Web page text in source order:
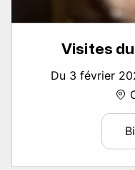
Visites
Du 3 février